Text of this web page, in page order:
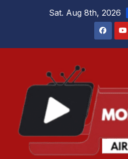
Sat. Aug 8th, 2026